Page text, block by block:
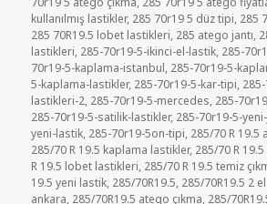
kullanılmış lastikler, 285 70r19 5 düz tipi, 285
285 70R19.5 lobet lastikleri, 285 atego jantı,
lastikleri, 285-70r19-5-ikinci-el-lastik, 285-
70r19-5-kaplama-istanbul, 285-70r19-5-
5-kaplama-lastikler, 285-70r19-5-kar-tipi,
lastikleri-2, 285-70r19-5-mercedes, 285-
285-70r19-5-satilik-lastikler, 285-70r19-5-
yeni-lastik, 285-70r19-5on-tipi, 285/70 R 19.5
285/70 R 19.5 kaplama lastikler, 285/70 R
R 19.5 lobet lastikleri, 285/70 R 19.5 temiz
19.5 yeni lastik, 285/70R19.5, 285/70R19.5 2
ankara, 285/70R19.5 atego çıkma, 285/